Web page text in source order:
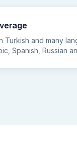
Turkish and many
Spanish, Russian